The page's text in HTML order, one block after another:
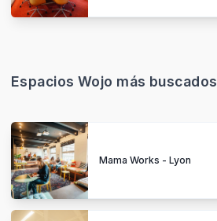
Espacios Wojo más buscados
Mama Works - Lyon